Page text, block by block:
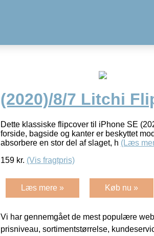
(2020)/8/7 Litchi
Dette klassiske flipcover til iPhone SE
forside, bagside og kanter er beskyttet
absorbere en stor del af slaget, h (Læs
159 kr. (Vis fragtpris)
Læs mere » Køb nu »
Vi har gennemgået de mest populære
prisniveau, sortimentstørrelse,